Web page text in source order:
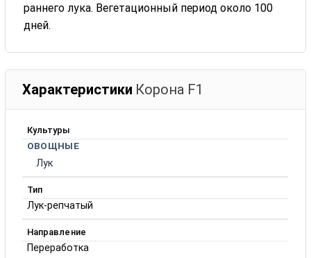
раннего лука. Вегетационный период около 100
дней.
Характеристики Корона F1
Культуры
ОВОЩНЫЕ
Лук
Тип
Лук-репчатый
Направление
Переработка